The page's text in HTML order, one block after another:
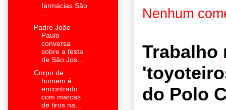
Nenhum
Trabalho
do Polo
farmácias São
...
Padre João
Paulo
conversa
sobre a festa
de São Jos...
Corpo de
homem é
encontrado
com marcas
de tiros na...